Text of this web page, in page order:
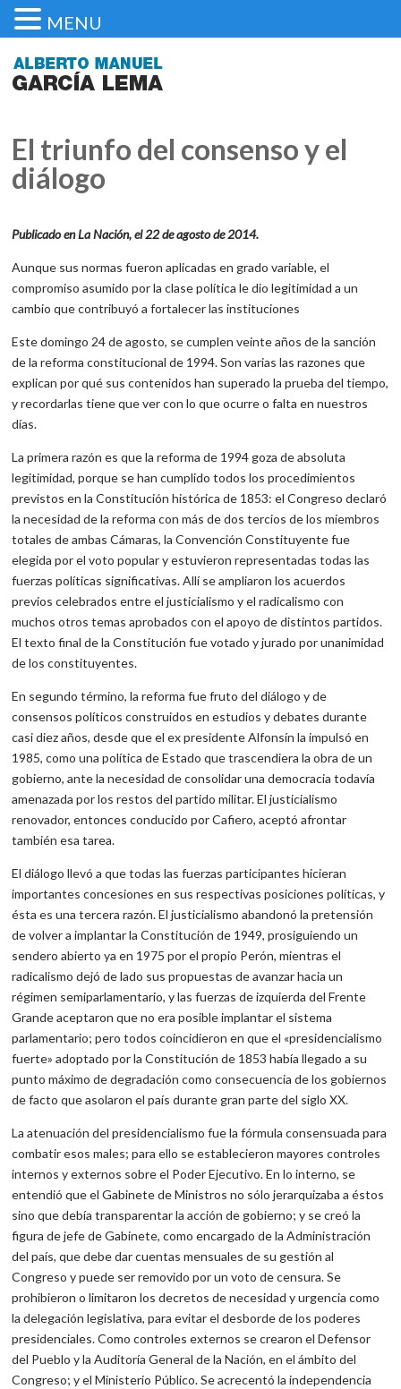
El triunfo del consenso y el
diálogo
Publicado en La Nación, el 22 de agosto de 2014.
Aunque sus normas fueron aplicadas en grado variable, el
compromiso asumido por la clase política le dio legitimidad a un
cambio que contribuyó a fortalecer las instituciones
Este domingo 24 de agosto, se cumplen veinte años de la sanción
de la reforma constitucional de 1994. Son varias las razones que
explican por qué sus contenidos han superado la prueba del tiempo,
y recordarlas tiene que ver con lo que ocurre o falta en nuestros
días.
La primera razón es que la reforma de 1994 goza de absoluta
legitimidad, porque se han cumplido todos los procedimientos
previstos en la Constitución histórica de 1853: el Congreso declaró
la necesidad de la reforma con más de dos tercios de los miembros
totales de ambas Cámaras, la Convención Constituyente fue
elegida por el voto popular y estuvieron representadas todas las
fuerzas políticas significativas. Allí se ampliaron los acuerdos
previos celebrados entre el justicialismo y el radicalismo con
muchos otros temas aprobados con el apoyo de distintos partidos.
El texto final de la Constitución fue votado y jurado por unanimidad
de los constituyentes.
En segundo término, la reforma fue fruto del diálogo y de
consensos políticos construidos en estudios y debates durante
casi diez años, desde que el ex presidente Alfonsín la impulsó en
1985, como una política de Estado que trascendiera la obra de un
gobierno, ante la necesidad de consolidar una democracia todavía
amenazada por los restos del partido militar. El justicialismo
renovador, entonces conducido por Cafiero, aceptó afrontar
también esa tarea.
El diálogo llevó a que todas las fuerzas participantes hicieran
importantes concesiones en sus respectivas posiciones políticas, y
ésta es una tercera razón. El justicialismo abandonó la pretensión
de volver a implantar la Constitución de 1949, prosiguiendo un
sendero abierto ya en 1975 por el propio Perón, mientras el
radicalismo dejó de lado sus propuestas de avanzar hacia un
régimen semiparlamentario, y las fuerzas de izquierda del Frente
Grande aceptaron que no era posible implantar el sistema
parlamentario; pero todos coincidieron en que el «presidencialismo
fuerte» adoptado por la Constitución de 1853 había llegado a su
punto máximo de degradación como consecuencia de los gobiernos
de facto que asolaron el país durante gran parte del siglo XX.
La atenuación del presidencialismo fue la fórmula consensuada para
combatir esos males; para ello se establecieron mayores controles
internos y externos sobre el Poder Ejecutivo. En lo interno, se
entendió que el Gabinete de Ministros no sólo jerarquizaba a éstos
sino que debía transparentar la acción de gobierno; y se creó la
figura de jefe de Gabinete, como encargado de la Administración
del país, que debe dar cuentas mensuales de su gestión al
Congreso y puede ser removido por un voto de censura. Se
prohibieron o limitaron los decretos de necesidad y urgencia como
la delegación legislativa, para evitar el desborde de los poderes
presidenciales. Como controles externos se crearon el Defensor
del Pueblo y la Auditoría General de la Nación, en el ámbito del
Congreso; y el Ministerio Público. Se acrecentó la independencia
MENU